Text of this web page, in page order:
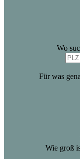
Wo
Für was
Wie groß